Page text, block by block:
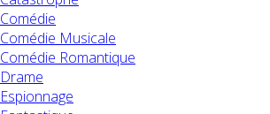
Comédie
Comédie Musicale
Comédie Romantique
Drame
Espionnage